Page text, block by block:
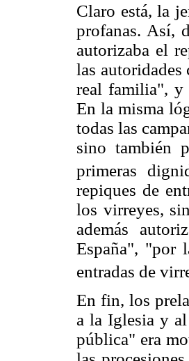
Claro está, la
profanas. Así,
autorizaba el
las autoridades
real familia", y
En la misma
todas las
sino también
primeras
repiques de
los virreyes,
además
España", "por
entradas de
En fin, los
a la Iglesia y
pública" era